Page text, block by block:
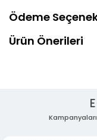
Ödeme
Ürün Önerileri